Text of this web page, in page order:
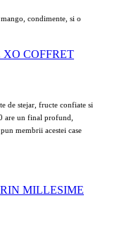
condimente, si o
COFFRET
de stejar, fructe confiate si
are un final profund,
membrii acestei case
MILLESIME